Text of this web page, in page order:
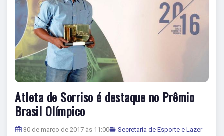
Atleta de Sorriso é destaque no Prêmio
Brasil Olímpico
30 de março de 2017 às 11:00 Secretaria de Esporte e Lazer